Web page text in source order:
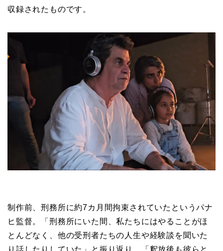
収録されたものです。
制作前、刑務所に約7カ月間拘束されていたというパナ
ヒ監督。「刑務所にいた間、私たちにはやることがほ
とんどなく、他の受刑者たちの人生や経験談を聞いた